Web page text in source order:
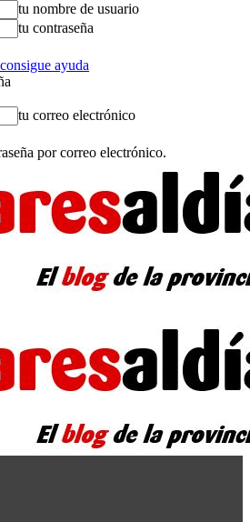
tu nombre de usuario
tu contraseña
ayuda
tu correo electrónico
por correo electrónico.